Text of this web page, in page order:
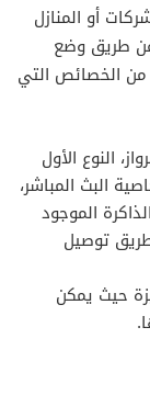
أو المنازل
طريق وضع
من الخصائص التي
النوع الأول
البث المباشر،
الموجود
توصيل
حيث يمكن